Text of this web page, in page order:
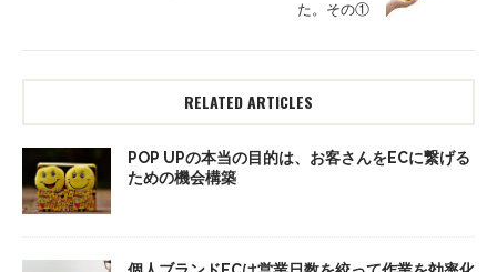
た。その①
RELATED ARTICLES
POP UPの本当の目的は、お客さんをECに繋げる
ための機会構築